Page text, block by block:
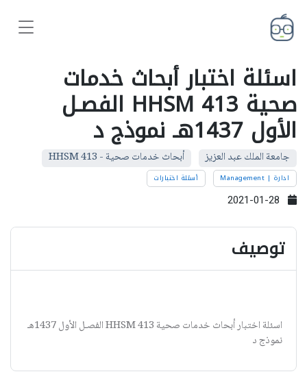
اسئلة اختبار أبحاث خدمات
صحية HHSM 413 الفصـل
الأول 1437هـ نموذج د
جامعة الملك عبد العزيز أبحاث خدمات صحية - HHSM 413
ادارة | Management أسئلة اختبارات
توصيف
اسئلة اختبار أبحاث خدمات صحية HHSM 413 الفصـل الأول 1437هـ
نموذج د